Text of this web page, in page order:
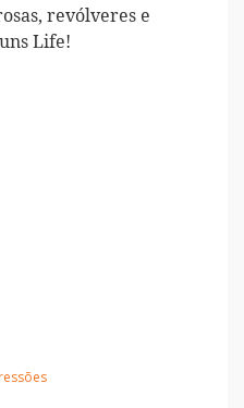
revólveres e
Life!